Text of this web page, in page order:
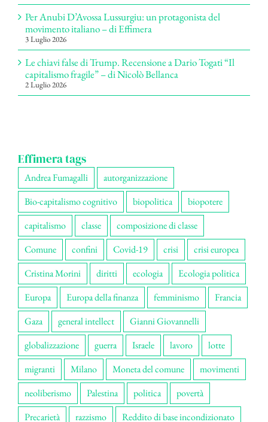
Per Anubi D’Avossa Lussurgiu: un protagonista del
movimento italiano – di Effimera
3 Luglio 2026
Le chiavi false di Trump. Recensione a Dario Togati “Il
capitalismo fragile” – di Nicolò Bellanca
2 Luglio 2026
Effimera tags
Andrea Fumagalli
autorganizzazione
Bio-capitalismo cognitivo
biopolitica
biopotere
capitalismo
classe
composizione di classe
Comune
confini Covid-19 crisi
crisi europea
Cristina Morini
diritti ecologia
Ecologia politica
Europa
Europa della finanza femminismo
Francia
Gaza
general intellect
Gianni Giovannelli
globalizzazione
guerra Israele lavoro
lotte
migranti
Milano Moneta del comune
movimenti
neoliberismo
Palestina politica
povertà
Precarietà
razzismo Reddito di base incondizionato